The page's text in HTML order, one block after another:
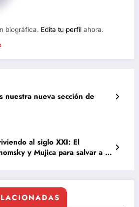
biográfica. Edita tu perfil ahora.
nuestra nueva sección de
al siglo XXI: El
y Mujica para salvar a la